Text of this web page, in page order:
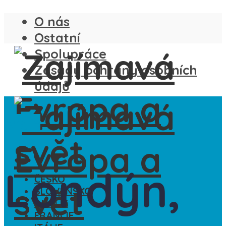
O nás
Ostatní
Spolupráce
Zásady ochrany osobních
údajů
ČESKO
SLOVENSKO
ANGLIE
FRANCIE
Londýn,